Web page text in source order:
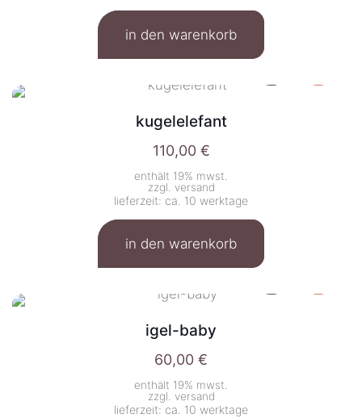
in den warenkorb
kugelelefant
110,00 €
enthält 19% mwst.
zzgl. versand
lieferzeit: ca. 10 werktage
in den warenkorb
igel-baby
60,00 €
enthält 19% mwst.
zzgl. versand
lieferzeit: ca. 10 werktage